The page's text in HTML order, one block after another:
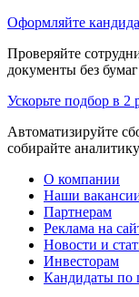
Оформляйте
Проверяйте
документы без
Ускорьте подбор в 2
Автоматизируйте
собирайте
О компании
Наши
Партнерам
Реклама на
Новости и
Инвесторам
Кандидаты по